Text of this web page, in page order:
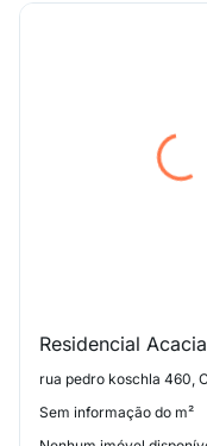
Residencial
rua pedro koschla 460,
Sem informação do m²